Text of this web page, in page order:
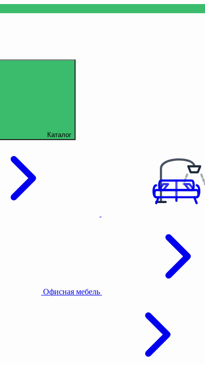
Каталог
Офисная мебель